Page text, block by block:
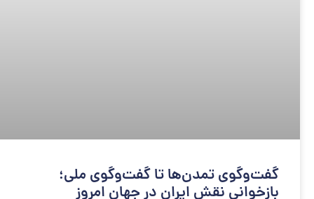
گفت‌وگوی تمدن‌ها تا گفت‌وگوی ملی؛
بازخوانی نقش ایران در جهان امروز